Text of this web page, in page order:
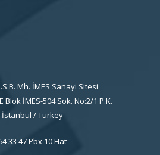
Mh. İMES Sanayi Sitesi
Blok İMES-504 Sok. No:2/1 P.K.
İstanbul / Turkey
33 47 Pbx 10 Hat